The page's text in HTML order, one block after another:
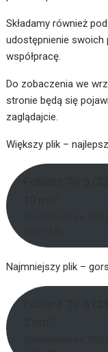
Składamy również
udostępnienie swoich
współpracę.
Do zobaczenia we
stronie będą się
zaglądajcie.
Większy plik –
Najmniejszy plik –